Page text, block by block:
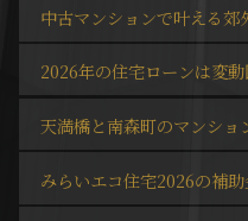
2026.08.05